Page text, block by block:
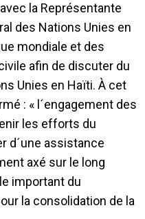
la Représentante
des Nations Unies en
mondiale et des
afin de discuter du
Unies en Haïti. À cet
: « l´engagement des
les efforts du
d´une assistance
axé sur le long
important du
la consolidation de la